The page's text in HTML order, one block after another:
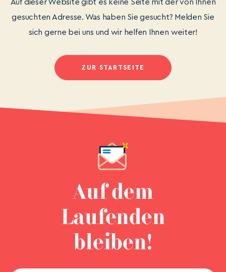
Auf dieser Website gibt es keine Seite mit der von Ihnen
gesuchten Adresse. Was haben Sie gesucht? Melden Sie
sich gerne bei uns und wir helfen Ihnen weiter!
ZUR STARTSEITE
Auf dem
Laufenden
bleiben!